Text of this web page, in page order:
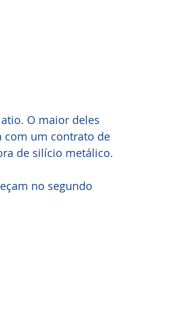
O maior deles
com um contrato de
de silício metálico.
no segundo